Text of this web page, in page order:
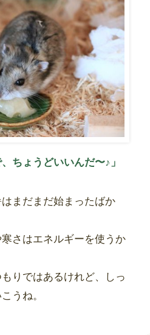
ちょうどいいんだ〜♪」
まだまだ始まったばか
さはエネルギーを使うか
りではあるけれど、しっ
うね。